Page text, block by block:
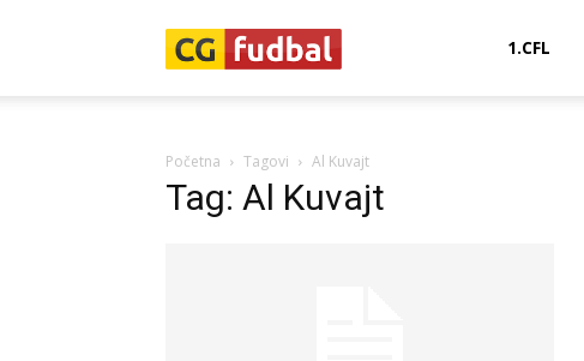
1.CFL
Početna Tagovi Al Kuvajt
Tag: Al Kuvajt